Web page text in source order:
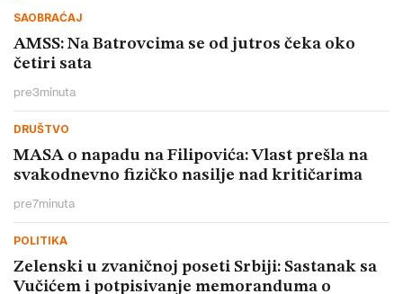
SAOBRAĆAJ
AMSS: Na Batrovcima se od jutros čeka oko
četiri sata
pre3minuta
DRUŠTVO
MASA o napadu na Filipovića: Vlast prešla na
svakodnevno fizičko nasilje nad kritičarima
pre7minuta
POLITIKA
Zelenski u zvaničnoj poseti Srbiji: Sastanak sa
Vučićem i potpisivanje memoranduma o